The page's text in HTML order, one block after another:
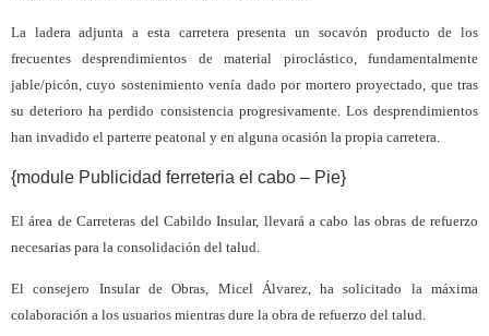
La ladera adjunta a esta carretera presenta un socavón producto de los
frecuentes desprendimientos de material piroclástico, fundamentalmente
jable/picón, cuyo sostenimiento venía dado por mortero proyectado, que tras
su deterioro ha perdido consistencia progresivamente. Los desprendimientos
han invadido el parterre peatonal y en alguna ocasión la propia carretera.
{module Publicidad ferreteria el cabo – Pie}
El área de Carreteras del Cabildo Insular, llevará a cabo las obras de refuerzo
necesarias para la consolidación del talud.
El consejero Insular de Obras, Micel Álvarez, ha solicitado la máxima
colaboración a los usuarios mientras dure la obra de refuerzo del talud.